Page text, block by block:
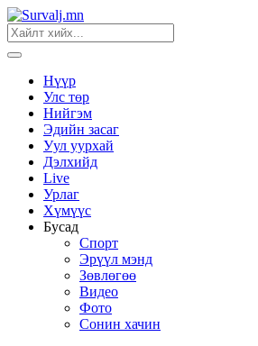
Нүүр
Улс төр
Нийгэм
Эдийн засаг
Уул уурхай
Дэлхийд
Live
Урлаг
Хүмүүс
Бусад
Спорт
Эрүүл мэнд
Зөвлөгөө
Видео
Фото
Сонин хачин